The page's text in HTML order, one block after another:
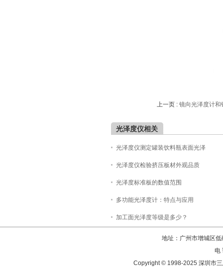
上一页 : 镜向光泽度计和
光泽度仪相关
光泽度仪测定罐装饮料瓶表面光泽
光泽度仪检验挤压板材外观品质
光泽度标准板的数值范围
多功能光泽度计：特点与应用
加工面光泽度等级是多少？
地址：广州市增城区
电
Copyright © 1998-2025 深圳市